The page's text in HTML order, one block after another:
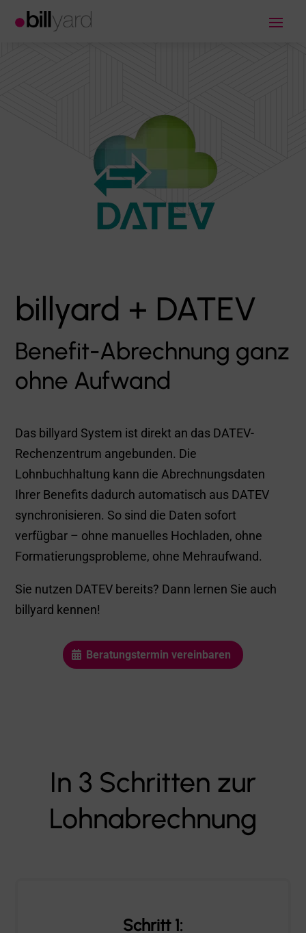
billyard + DATEV
Benefit-Abrechnung ganz
ohne Aufwand
Das billyard System ist direkt an das DATEV-
Rechenzentrum angebunden. Die
Lohnbuchhaltung kann die Abrechnungsdaten
Ihrer Benefits dadurch automatisch aus DATEV
synchronisieren. So sind die Daten sofort
verfügbar – ohne manuelles Hochladen, ohne
Formatierungsprobleme, ohne Mehraufwand.
Sie nutzen DATEV bereits? Dann lernen Sie auch
billyard kennen!
Beratungstermin vereinbaren
In 3 Schritten zur
Lohnabrechnung
Schritt 1: